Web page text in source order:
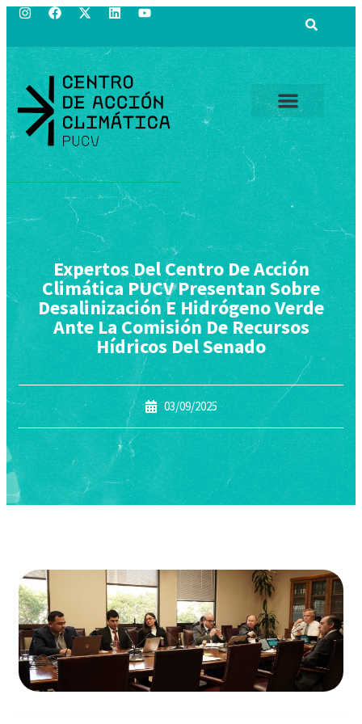
Expertos Del Centro De Acción
Climática PUCV Presentan Sobre
Desalinización E Hidrógeno Verde
Ante La Comisión De Recursos
Hídricos Del Senado
03/09/2025